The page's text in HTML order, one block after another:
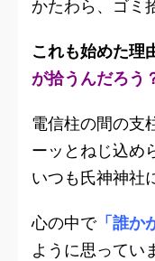
かたわら、ゴミ
これも始めた理
が拾うんだろう
電信柱の間の支
ーッとねじ込め
いつも氏神神社
心の中で「誰か
ように思ってい